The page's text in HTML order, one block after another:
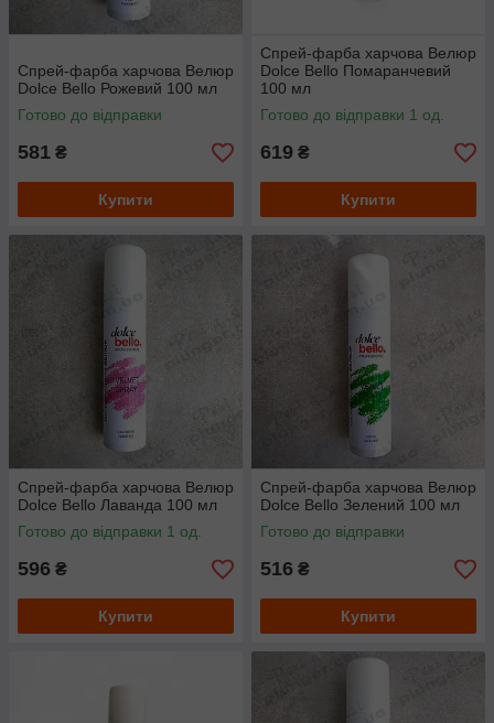
Спрей-фарба харчова Велюр
Dolce Bello Рожевий 100 мл
Готово до відправки
581 ₴
Купити
Спрей-фарба харчова Велюр
Dolce Bello Помаранчевий
100 мл
Готово до відправки 1 од.
619 ₴
Купити
Спрей-фарба харчова Велюр
Dolce Bello Лаванда 100 мл
Готово до відправки 1 од.
596 ₴
Купити
Спрей-фарба харчова Велюр
Dolce Bello Зелений 100 мл
Готово до відправки
516 ₴
Купити